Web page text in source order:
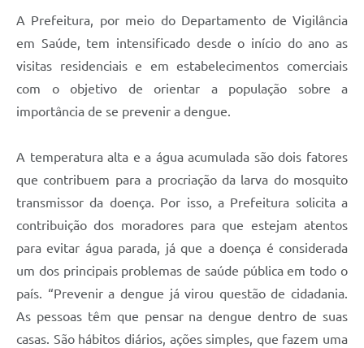
Poupatempo
Listagem dos CEPs de Vinhedo
Contratos
Associação dos Servidores Públicos Municipais de
Vinhedo
Audiências Públicas
Carta de Serviços
Arquivos para Download
A Prefeitura, por meio do Departamento de Vigilância
em Saúde, tem intensificado desde o início do ano as
visitas residenciais e em estabelecimentos comerciais
com o objetivo de orientar a população sobre a
importância de se prevenir a dengue.
A temperatura alta e a água acumulada são dois fatores
que contribuem para a procriação da larva do mosquito
transmissor da doença. Por isso, a Prefeitura solicita a
contribuição dos moradores para que estejam atentos
para evitar água parada, já que a doença é considerada
um dos principais problemas de saúde pública em todo o
país. “Prevenir a dengue já virou questão de cidadania.
As pessoas têm que pensar na dengue dentro de suas
casas. São hábitos diários, ações simples, que fazem uma